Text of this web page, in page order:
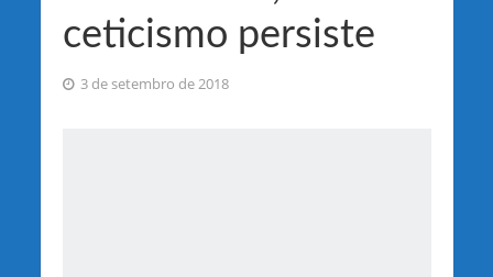
ceticismo persiste
3 de setembro de 2018